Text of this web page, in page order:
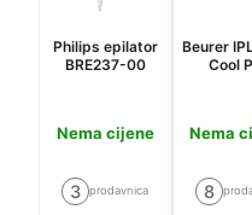
Philips epilator
BRE237-00
Nema cijene
3 prodavnica
Beurer
Cool
Nema
8